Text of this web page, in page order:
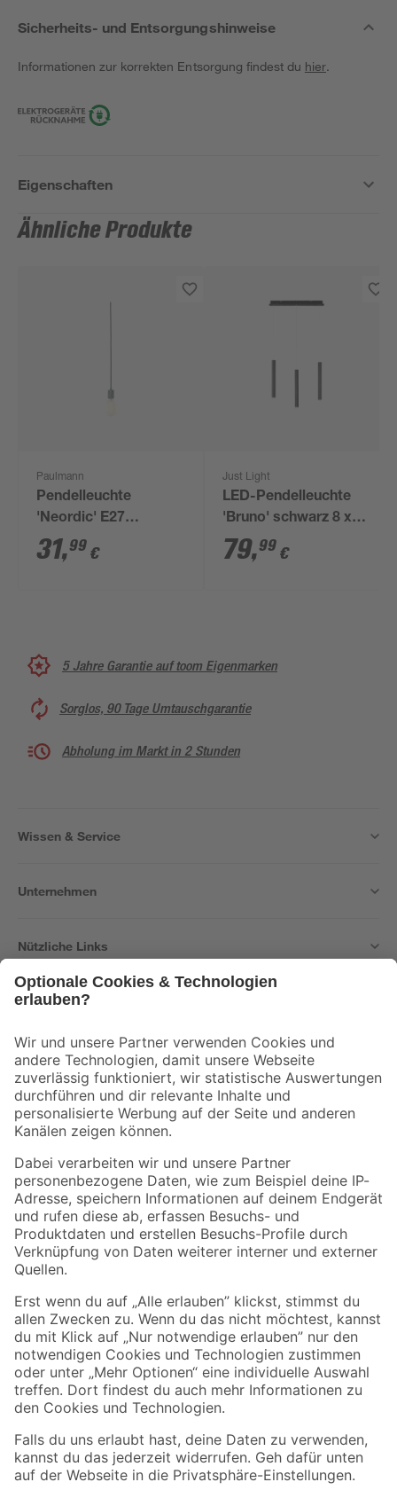
Sicherheits- und Entsorgungshinweise
Informationen zur korrekten Entsorgung findest du hier.
Eigenschaften
Ähnliche Produkte
Paulmann
Pendelleuchte
'Neordic' E27
aluminiumfarben 508
cm
31,99 €
Just Light
LED-Pendelleuchte
'Bruno' schwarz 8 x
120 x 55 cm 18 W
79,99 €
5 Jahre Garantie auf toom Eigenmarken
Sorglos, 90 Tage Umtauschgarantie
Abholung im Markt in 2 Stunden
Wissen & Service
Unternehmen
Nützliche Links
Der toom Newsletter: Keine Angebote und Aktionen mehr verpassen!
Zur Newsletter Anmeldung
Folge uns
Zahlungsarten Versandarten
Sicher einkaufen
Jetzt die toom-App herunterladen
Alle Preisangaben in EUR inkl. gesetzl. MwSt.. Die dargestellten Angebote sind unter
Umständen nicht in allen Märkten verfügbar. Die angegebenen Verfügbarkeiten beziehen